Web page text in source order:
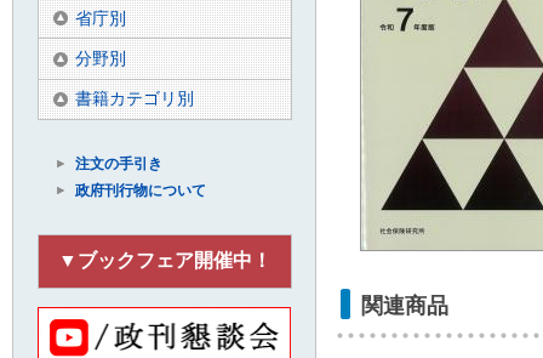
関連商品
省庁別
分野別
書籍カテゴリ別
注文の手引き
政府刊行物について
▼ブックフェア開催中！